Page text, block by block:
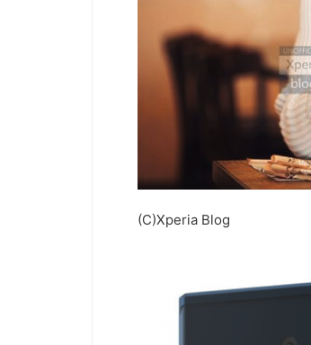
(C)Xperia Blog